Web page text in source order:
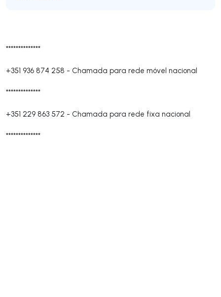
**************
+351 936 874 258 - Chamada para rede móvel nacional
**************
+351 229 863 572 - Chamada para rede fixa nacional
**************